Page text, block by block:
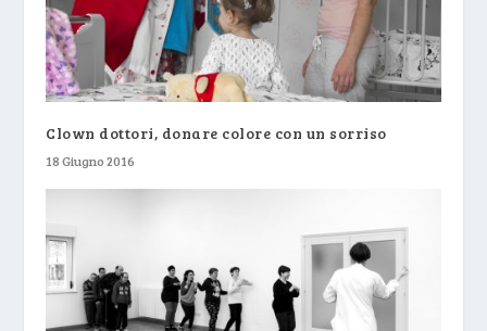
Clown dottori, donare colore con un sorriso
18 Giugno 2016